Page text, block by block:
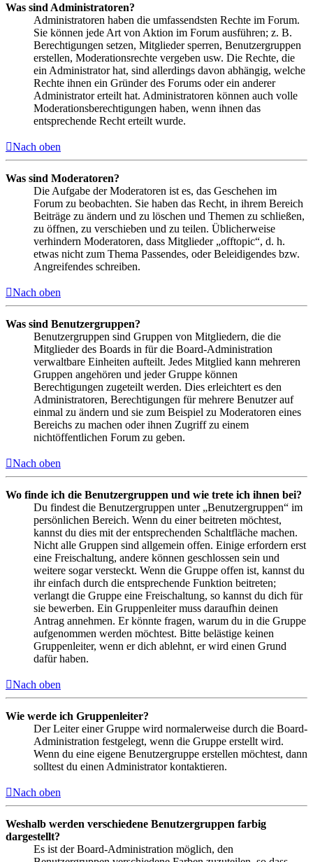
Was sind Administratoren?
Administratoren haben die umfassendsten Rechte im Forum.
Sie können jede Art von Aktion im Forum ausführen; z. B.
Berechtigungen setzen, Mitglieder sperren, Benutzergruppen
erstellen, Moderationsrechte vergeben usw. Die Rechte, die
ein Administrator hat, sind allerdings davon abhängig, welche
Rechte ihnen ein Gründer des Forums oder ein anderer
Administrator erteilt hat. Administratoren können auch volle
Moderationsberechtigungen haben, wenn ihnen das
entsprechende Recht erteilt wurde.
Nach oben
Was sind Moderatoren?
Die Aufgabe der Moderatoren ist es, das Geschehen im
Forum zu beobachten. Sie haben das Recht, in ihrem Bereich
Beiträge zu ändern und zu löschen und Themen zu schließen,
zu öffnen, zu verschieben und zu teilen. Üblicherweise
verhindern Moderatoren, dass Mitglieder „offtopic“, d. h.
etwas nicht zum Thema Passendes, oder Beleidigendes bzw.
Angreifendes schreiben.
Nach oben
Was sind Benutzergruppen?
Benutzergruppen sind Gruppen von Mitgliedern, die die
Mitglieder des Boards in für die Board-Administration
verwaltbare Einheiten aufteilt. Jedes Mitglied kann mehreren
Gruppen angehören und jeder Gruppe können
Berechtigungen zugeteilt werden. Dies erleichtert es den
Administratoren, Berechtigungen für mehrere Benutzer auf
einmal zu ändern und sie zum Beispiel zu Moderatoren eines
Bereichs zu machen oder ihnen Zugriff zu einem
nichtöffentlichen Forum zu geben.
Nach oben
Wo finde ich die Benutzergruppen und wie trete ich ihnen bei?
Du findest die Benutzergruppen unter „Benutzergruppen“ im
persönlichen Bereich. Wenn du einer beitreten möchtest,
kannst du dies mit der entsprechenden Schaltfläche machen.
Nicht alle Gruppen sind allgemein offen. Einige erfordern erst
eine Freischaltung, andere können geschlossen sein und
weitere sogar versteckt. Wenn die Gruppe offen ist, kannst du
ihr einfach durch die entsprechende Funktion beitreten;
verlangt die Gruppe eine Freischaltung, so kannst du dich für
sie bewerben. Ein Gruppenleiter muss daraufhin deinen
Antrag annehmen. Er könnte fragen, warum du in die Gruppe
aufgenommen werden möchtest. Bitte belästige keinen
Gruppenleiter, wenn er dich ablehnt, er wird einen Grund
dafür haben.
Nach oben
Wie werde ich Gruppenleiter?
Der Leiter einer Gruppe wird normalerweise durch die Board-
Administration festgelegt, wenn die Gruppe erstellt wird.
Wenn du eine eigene Benutzergruppe erstellen möchtest, dann
solltest du einen Administrator kontaktieren.
Nach oben
Weshalb werden verschiedene Benutzergruppen farbig
dargestellt?
Es ist der Board-Administration möglich, den